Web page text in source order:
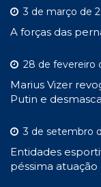
3 de março de
A forças das
28 de fevereiro
Marius Vizer
Putin e
3 de setembro
Entidades
péssima